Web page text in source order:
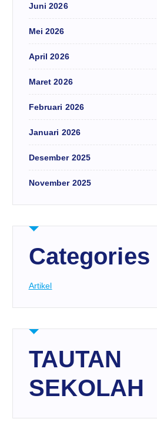
Juni 2026
Mei 2026
April 2026
Maret 2026
Februari 2026
Januari 2026
Desember 2025
November 2025
Categories
Artikel
TAUTAN
SEKOLAH